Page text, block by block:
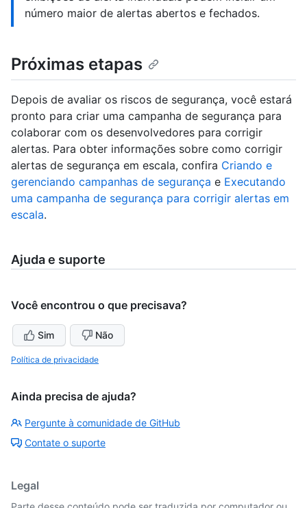
número maior de alertas abertos e fechados.
Próximas etapas
Depois de avaliar os riscos de segurança, você estará
pronto para criar uma campanha de segurança para
colaborar com os desenvolvedores para corrigir
alertas. Para obter informações sobre como corrigir
alertas de segurança em escala, confira Criando e
gerenciando campanhas de segurança e Executando
uma campanha de segurança para corrigir alertas em
escala.
Ajuda e suporte
Você encontrou o que precisava?
Sim Não
Política de privacidade
Ainda precisa de ajuda?
Pergunte à comunidade de GitHub
Contate o suporte
Legal